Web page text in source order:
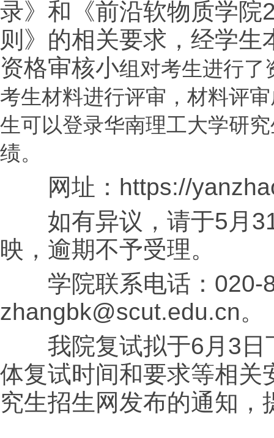
录》和《前沿软物质学院
则》的相关要求，经学
资格审核小组对考生进行了
考生材料进行评审，材料评
生可以登录华南理工大学研
绩。
网址：https://
如有异议，请于5月31
映，逾期不予受理。
学院联系电话：020-
zhangbk@scut.edu.cn。
我院复试拟于6月3日
体复试时间和要求等相关
究生招生网发布的通知，